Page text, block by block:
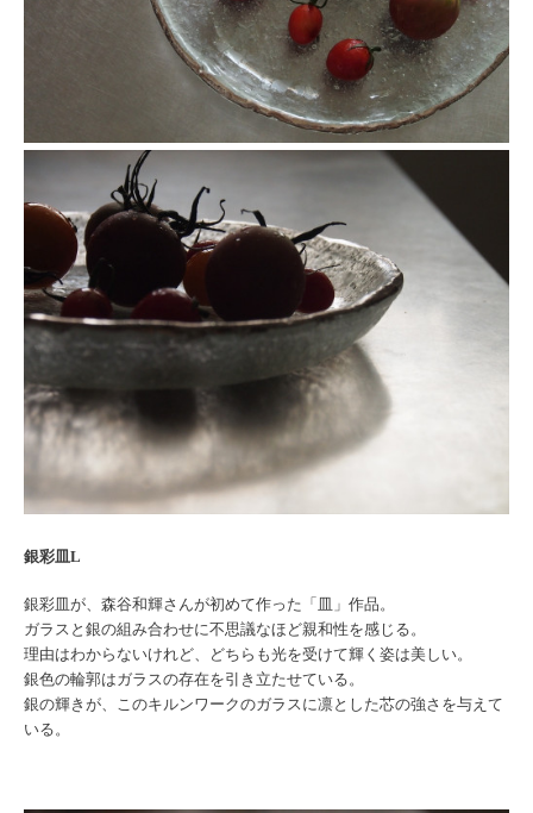
銀彩皿L
銀彩皿が、森谷和輝さんが初めて作った「皿」作品。
ガラスと銀の組み合わせに不思議なほど親和性を感じる。
理由はわからないけれど、どちらも光を受けて輝く姿は美しい。
銀色の輪郭はガラスの存在を引き立たせている。
銀の輝きが、このキルンワークのガラスに凛とした芯の強さを与えて
いる。